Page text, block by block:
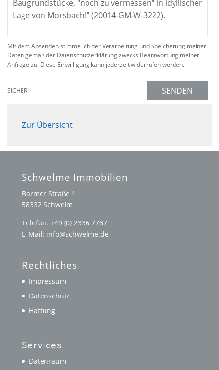
Mit dem Absenden stimme ich der Verarbeitung und Speicherung meiner
Daten gemäß der Datenschutzerklärung zwecks Beantwortung meiner
Anfrage zu. Diese Einwilligung kann jederzeit widerrufen werden.
SICHER! SENDEN
Zur Übersicht
Schwelme Immobilien
Barmer Straße 1
58332 Schwelm
Telefon: +49 (0) 2336 7787
E-Mail: info@schwelme.de
Rechtliches
Impressum
Datenschutz
Haftung
Services
Datenraum